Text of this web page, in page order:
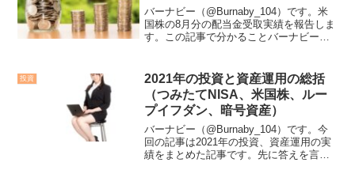
バーナビー（@Burnaby_104）です。米
国株の8月分の配当金受取実績を報告しま
す。この記事で分かることバーナビーの
り実績と見込み年利米国株歴について僕
は2020年...
投資
2021年の投資と資産運用の総括
（つみたてNISA、米国株、ルー
プイフダン、暗号資産）
バーナビー（@Burnaby_104）です。今
回の記事は2021年の投資、資産運用の実
績をまとめた記事です。先に答えを言い